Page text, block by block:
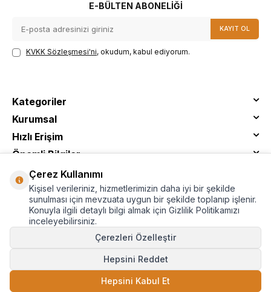
SEPETE EKLE
E-BÜLTEN ABONELIĞI
KAYIT OL
KVKK Sözleşmesi'ni, okudum, kabul ediyorum.
Kategoriler
Kurumsal
Hızlı Erişim
Önemli Bilgiler
Çerez Kullanımı
Kişisel verileriniz, hizmetlerimizin daha iyi bir şekilde
sunulması için mevzuata uygun bir şekilde toplanıp işlenir.
Konuyla ilgili detaylı bilgi almak için Gizlilik Politikamızı
inceleyebilirsiniz.
Çerezleri Özelleştir
Hepsini Reddet
Hepsini Kabul Et